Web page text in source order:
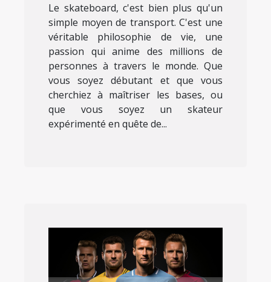
Le skateboard, c'est bien plus qu'un
simple moyen de transport. C'est une
véritable philosophie de vie, une
passion qui anime des millions de
personnes à travers le monde. Que
vous soyez débutant et que vous
cherchiez à maîtriser les bases, ou
que vous soyez un skateur
expérimenté en quête de...